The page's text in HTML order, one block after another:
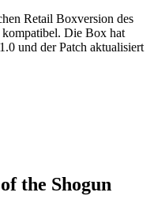
Retail Boxversion des
Die Box hat
und der Patch aktualisiert
the Shogun